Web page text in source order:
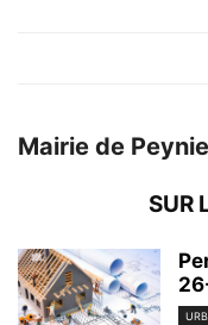
Mairie de
SUR